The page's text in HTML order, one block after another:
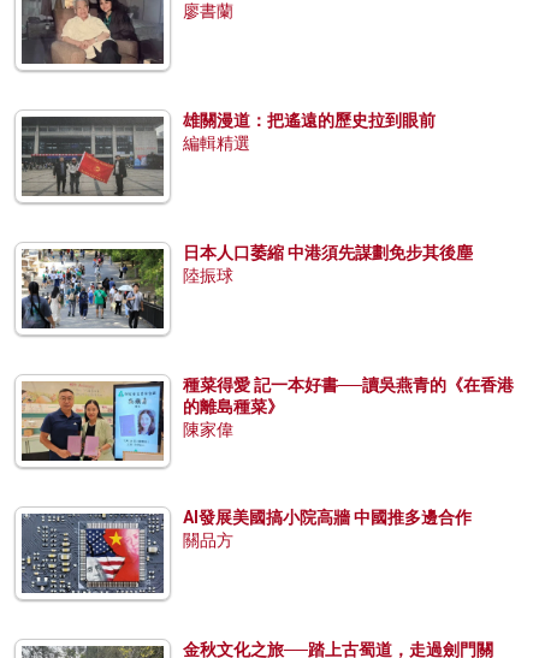
廖書蘭
雄關漫道：把遙遠的歷史拉到眼前
編輯精選
日本人口萎縮 中港須先謀劃免步其後塵
陸振球
種菜得愛 記一本好書──讀吳燕青的《在香港
的離島種菜》
陳家偉
AI發展美國搞小院高牆 中國推多邊合作
關品方
金秋文化之旅──踏上古蜀道，走過劍門關